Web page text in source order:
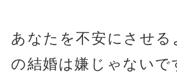
あなたを不安にさせる
の結婚は嫌じゃないで